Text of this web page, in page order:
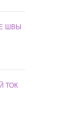
ШВЫ
ТОК